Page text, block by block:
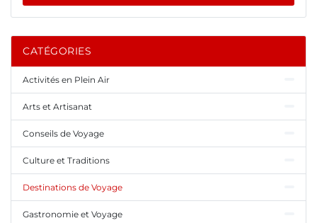
CATÉGORIES
Activités en Plein Air
Arts et Artisanat
Conseils de Voyage
Culture et Traditions
Destinations de Voyage
Gastronomie et Voyage